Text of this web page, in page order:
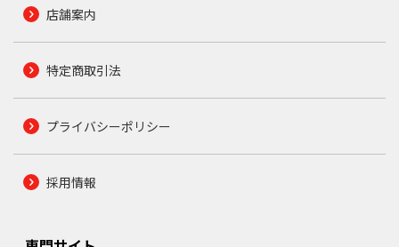
店舗案内
特定商取引法
プライバシーポリシー
採用情報